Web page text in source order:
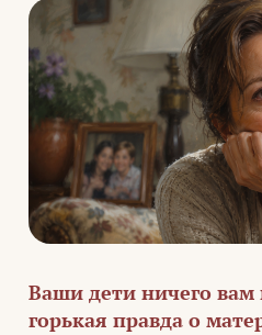
Ваши дети ничего
горькая правда о